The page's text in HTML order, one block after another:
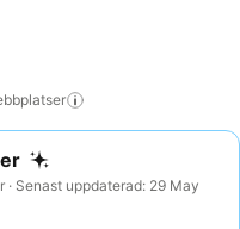
Senast uppdaterad: 29 May